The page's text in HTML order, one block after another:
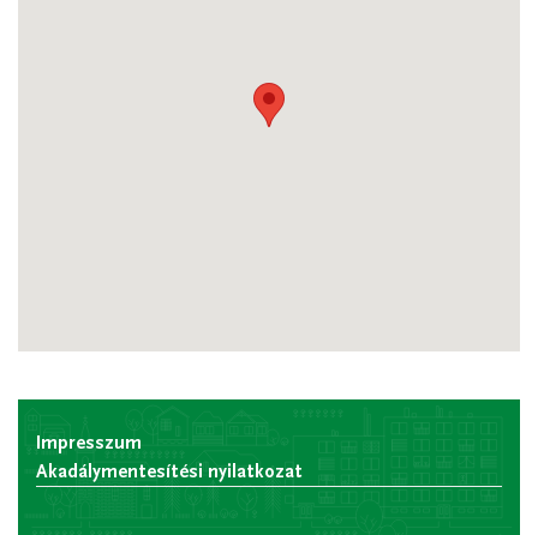
Impresszum
Akadálymentesítési nyilatkozat